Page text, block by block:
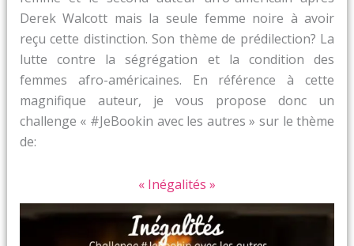
Derek Walcott mais la seule femme noire à avoir
reçu cette distinction. Son thème de prédilection? La
lutte contre la ségrégation et la condition des
femmes afro-américaines. En référence à cette
magnifique auteur, je vous propose donc un
challenge « #JeBookin avec les autres » sur le thème
de:
« Inégalités »